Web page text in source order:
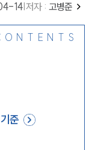
14 저자 : 고병준
준